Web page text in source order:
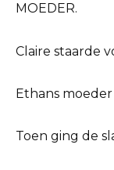
MOEDER.
Claire staarde
Ethans
Toen ging de